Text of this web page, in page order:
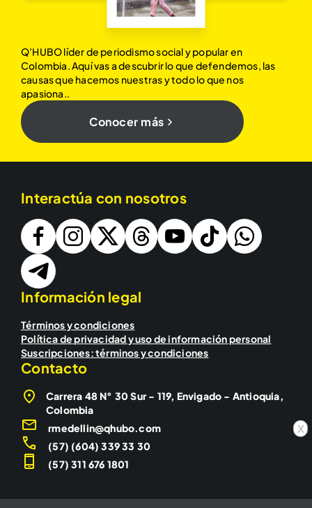
x
Q’HUBO líder de periodismo social y popular en
Colombia. Aquí vas a descubrir lo que defendemos, las
causas que hacemos nuestras y todo lo que nos
apasiona..
Conocer más
Interactúa con nosotros
Información legal
Términos y condiciones
Política de privacidad y uso de información personal
Suscripciones: términos y condiciones
Contacto
Carrera 48 N° 30 Sur - 119, Envigado - Antioquia,
Colombia
rmedellin@qhubo.com
(57) (604) 339 33 30
(57) 311 676 1801